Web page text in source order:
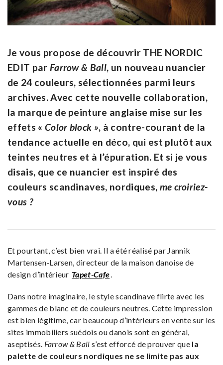
Je vous propose de découvrir THE NORDIC
EDIT par Farrow & Ball, un nouveau nuancier
de 24 couleurs, sélectionnées parmi leurs
archives. Avec cette nouvelle collaboration,
la marque de peinture anglaise mise sur les
effets « Color block », à contre-courant de la
tendance actuelle en déco, qui est plutôt aux
teintes neutres et à l’épuration. Et si je vous
disais, que ce nuancier est inspiré des
couleurs scandinaves, nordiques, me croiriez-
vous ?
Et pourtant, c’est bien vrai. Il a été réalisé par Jannik
Martensen-Larsen, directeur de la maison danoise de
design d’intérieur Tapet-Cafe
Dans notre imaginaire, le style scandinave flirte avec les
gammes de blanc et de couleurs neutres. Cette impression
est bien légitime, car beaucoup d’intérieurs en vente sur les
sites immobiliers suédois ou danois sont en général,
aseptisés. Farrow & Ball s’est efforcé de prouver que la
palette de couleurs nordiques ne se limite pas aux